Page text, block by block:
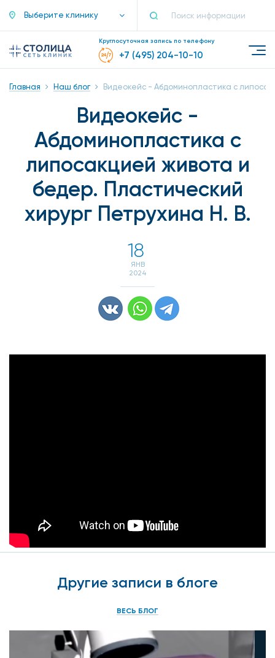
Выберите клинику
Круглосуточная запись по телефону
+7 (495) 204-10-10
Главная Наш блог Видеокейс - Абдоминопластика с
Видеокейс -
Абдоминопластика с
липосакцией живота и
бедер. Пластический
хирург Петрухина Н. В.
18
ЯНВ
2024
Другие записи в блоге
ВЕСЬ БЛОГ